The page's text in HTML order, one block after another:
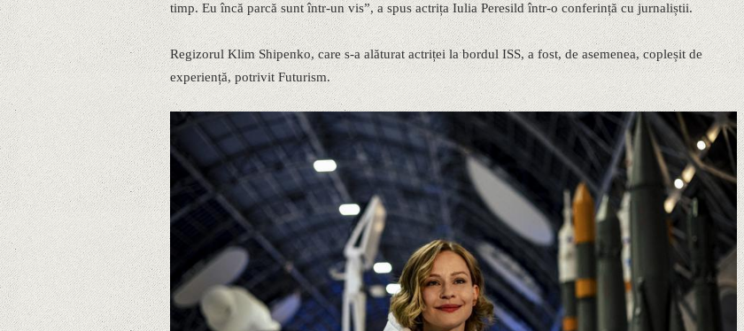
timp. Eu încă parcă sunt într-un vis”, a spus actrița Iulia Peresild într-o conferință cu jurnaliștii.
Regizorul Klim Shipenko, care s-a alăturat actriței la bordul ISS, a fost, de asemenea, copleșit de
experiență, potrivit Futurism.